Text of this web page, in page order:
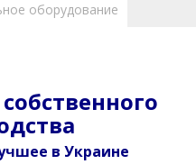
оборудование
в Украине